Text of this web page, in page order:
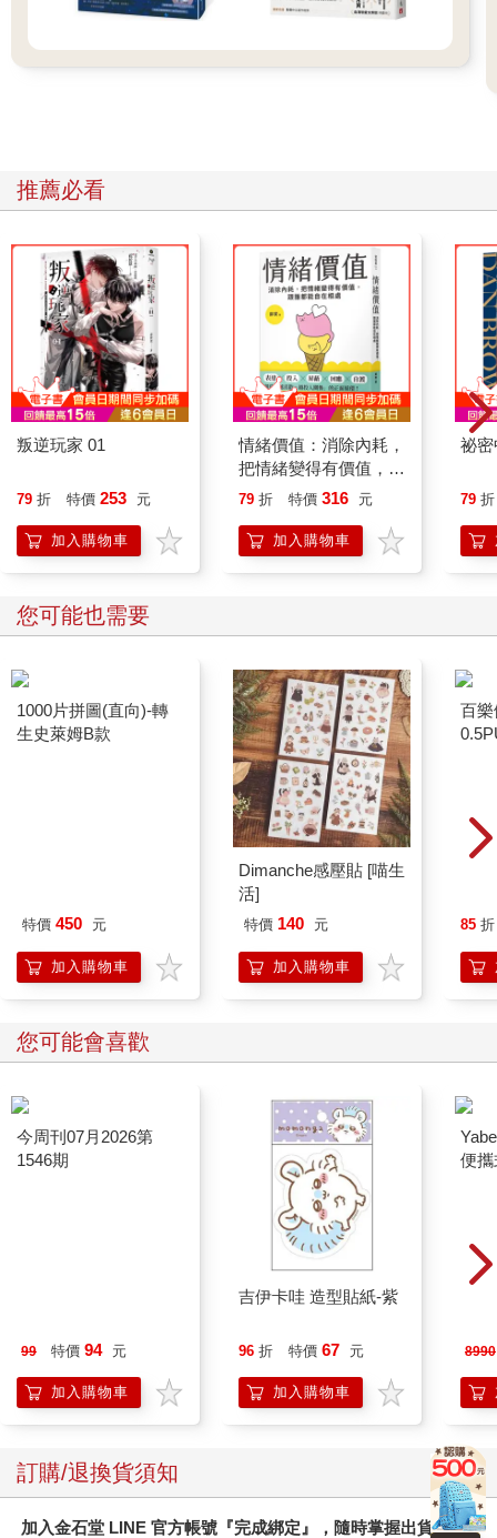
推薦必看
叛逆玩家 01
79 折 特價 253 元
加入購物車
情緒價值：消除內耗，
把情緒變得有價值，跟
誰都能自在相處
79 折 特價 316 元
加入購物車
祕
79 折
您可能也需要
特價 450 元
加入購物車
Dimanche感壓貼 [喵生
活]
特價 140 元
加入購物車
量)
85 折
您可能會喜歡
99 特價 94 元
加入購物車
吉伊卡哇 造型貼紙-紫
96 折 特價 67 元
加入購物車
投
8990
訂購/退換貨須知
加入金石堂 LINE 官方帳號『完成綁定』，隨時掌握出貨動